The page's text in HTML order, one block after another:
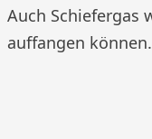
Auch Schiefergas
auffangen können.